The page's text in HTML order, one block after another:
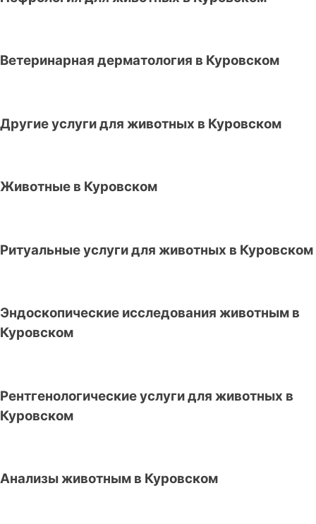
Ветеринарная дерматология в Куровском
Другие услуги для животных в Куровском
Животные в Куровском
Ритуальные услуги для животных в Куровском
Эндоскопические исследования животным в
Куровском
Рентгенологические услуги для животных в
Куровском
Анализы животным в Куровском